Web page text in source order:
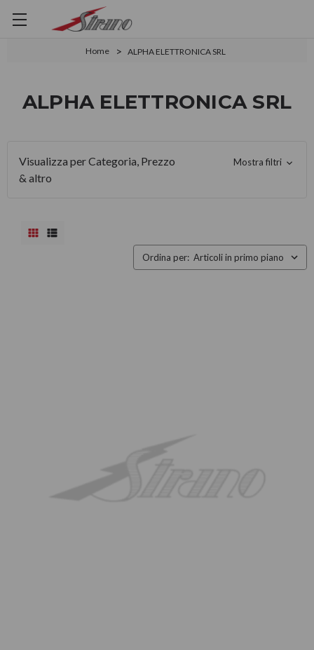
Home ALPHA ELETTRONICA SRL
ALPHA ELETTRONICA SRL
Visualizza per Categoria, Prezzo
& altro
Mostra filtri
Ordina per: